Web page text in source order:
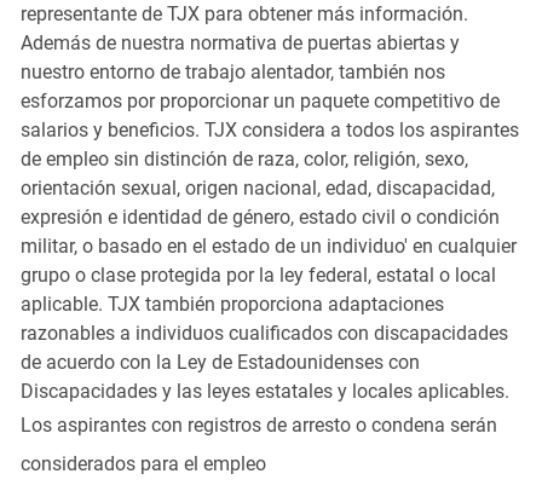
representante de TJX para obtener más información.
Además de nuestra normativa de puertas abiertas y
nuestro entorno de trabajo alentador, también nos
esforzamos por proporcionar un paquete competitivo de
salarios y beneficios. TJX considera a todos los aspirantes
de empleo sin distinción de raza, color, religión, sexo,
orientación sexual, origen nacional, edad, discapacidad,
expresión e identidad de género, estado civil o condición
militar, o basado en el estado de un individuo' en cualquier
grupo o clase protegida por la ley federal, estatal o local
aplicable. TJX también proporciona adaptaciones
razonables a individuos cualificados con discapacidades
de acuerdo con la Ley de Estadounidenses con
Discapacidades y las leyes estatales y locales aplicables.
Los aspirantes con registros de arresto o condena serán
considerados para el empleo